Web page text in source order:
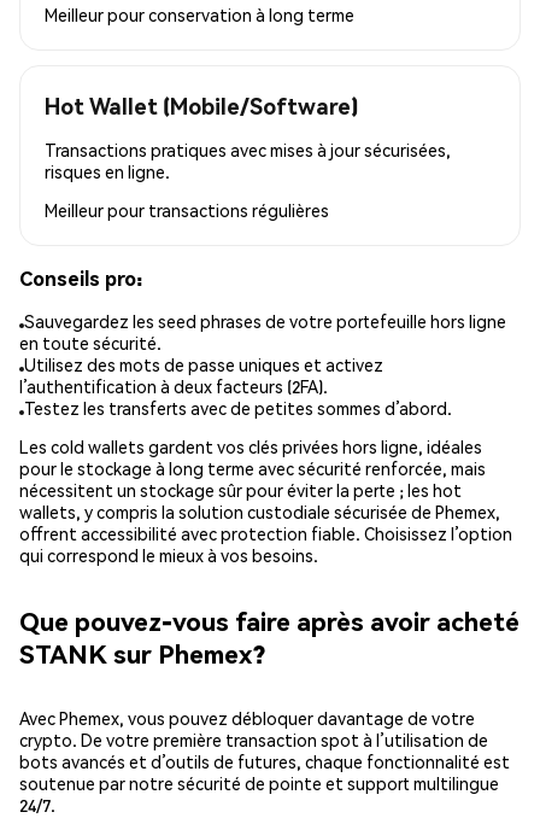
Meilleur pourconservation à long terme
Hot Wallet (Mobile/Software)
Transactions pratiques avec mises à jour sécurisées,
risques en ligne.
Meilleur pour transactions régulières
Conseils pro:
Sauvegardez les seed phrases de votre portefeuille hors ligne
en toute sécurité.
Utilisez des mots de passe uniques et activez
l’authentification à deux facteurs (2FA).
Testez les transferts avec de petites sommes d’abord.
Les cold wallets gardent vos clés privées hors ligne, idéales
pour le stockage à long terme avec sécurité renforcée, mais
nécessitent un stockage sûr pour éviter la perte ; les hot
wallets, y compris la solution custodiale sécurisée de Phemex,
offrent accessibilité avec protection fiable. Choisissez l’option
qui correspond le mieux à vos besoins.
Que pouvez-vous faire après avoir acheté
STANK sur Phemex?
Avec Phemex, vous pouvez débloquer davantage de votre
crypto. De votre première transaction spot à l’utilisation de
bots avancés et d’outils de futures, chaque fonctionnalité est
soutenue par notre sécurité de pointe et support multilingue
24/7.